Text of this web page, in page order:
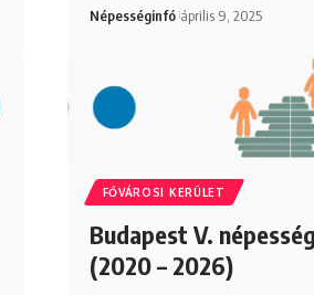
Népességinfó április 9, 2025
FŐVÁROSI KERÜLET
Budapest V.
(2020 – 2026)